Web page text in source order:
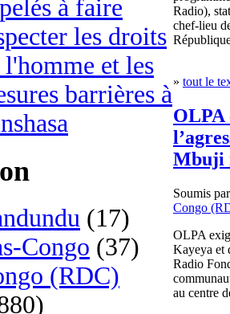
à faire
les droits
l'homme et les
barrières à
(17)
Congo (37)
(RDC)
Radio),
chef-lieu
» tout le
OLPA
Mbuji
Soumis
Congo
OLPA
Kayeya et
Radio
au centre